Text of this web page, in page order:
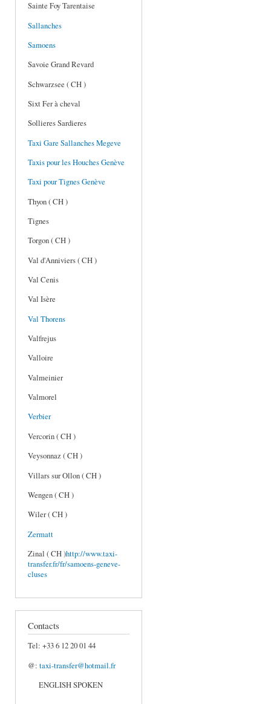
Sainte Foy Tarentaise
Sallanches
Samoens
Savoie Grand Revard
Schwarzsee ( CH )
Sixt Fer à cheval
Sollieres Sardieres
Taxi Gare Sallanches Megeve
Taxis pour les Houches Genève
Taxi pour Tignes Genève
Thyon ( CH )
Tignes
Torgon ( CH )
Val d'Anniviers ( CH )
Val Cenis
Val Isère
Val Thorens
Valfrejus
Valloire
Valmeinier
Valmorel
Verbier
Vercorin ( CH )
Veysonnaz ( CH )
Villars sur Ollon ( CH )
Wengen ( CH )
Wiler ( CH )
Zermatt
Zinal ( CH )http://www.taxi-
transfer.fr/fr/samoens-geneve-
cluses
Contacts
Tel: +33 6 12 20 01 44
@: taxi-transfer@hotmail.fr
ENGLISH SPOKEN